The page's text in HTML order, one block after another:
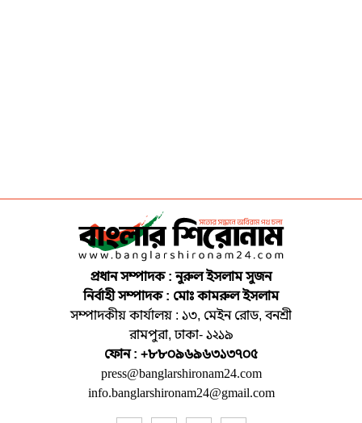
প্রধান সম্পাদক : নুরুল ইসলাম সুজন
নির্বাহী সম্পাদক : মোঃ কামরুল ইসলাম
সম্পাদকীয় কার্যালয় : ১৩, মেইন রোড, বনশ্রী
রামপুরা, ঢাকা- ১২১৯
ফোন : +৮৮০৯৬৯৬৩১৩৭০৫
press@banglarshironam24.com
info.banglarshironam24@gmail.com